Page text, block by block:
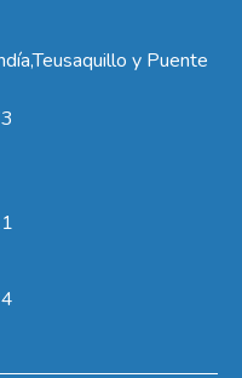
y Puente